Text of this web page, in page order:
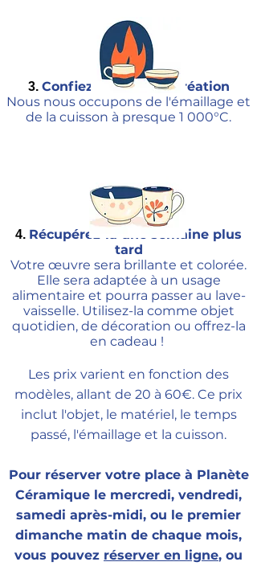
3. Confiez-nous votre création
Nous nous occupons de l'émaillage et
de la cuisson à presque 1 000°C.
4. Récupérez-la une semaine plus
tard
Votre œuvre sera brillante et colorée.
Elle sera adaptée à un usage
alimentaire et pourra passer au lave-
vaisselle. Utilisez-la comme objet
quotidien, de décoration ou offrez-la
en cadeau !
Les prix varient en fonction des
modèles, allant de 20 à 60€. Ce prix
inclut l'objet, le matériel, le temps
passé, l'émaillage et la cuisson.
Pour réserver votre place à Planète
Céramique le mercredi, vendredi,
samedi après-midi, ou le premier
dimanche matin de chaque mois,
vous pouvez réserver en ligne, ou